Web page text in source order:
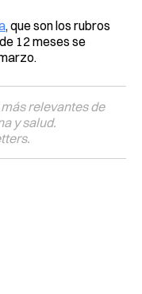
, que son los rubros
12 meses se
relevantes de
y salud.